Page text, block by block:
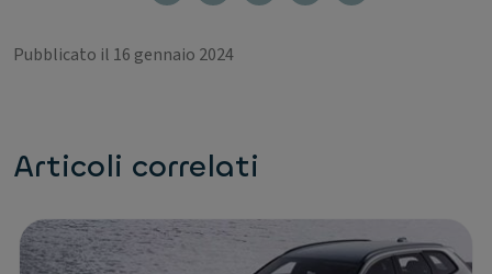
Pubblicato il 16 gennaio 2024
Articoli correlati